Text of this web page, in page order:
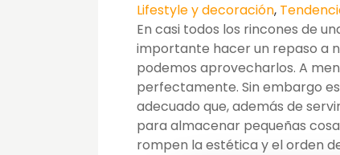
Lifestyle y decoración,
En casi todos los rincones de
importante hacer un repaso a
podemos aprovecharlos. A
perfectamente. Sin embargo
adecuado que, además de
para almacenar pequeñas
rompen la estética y el orden